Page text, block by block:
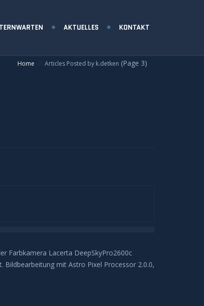
AKTUELLES KONTAKT
Home Articles Posted by k.detken (Page 3)
Farbkamera Lacerta DeepSkyPro2600c
mit Astro Pixel Processor 2.0.0,